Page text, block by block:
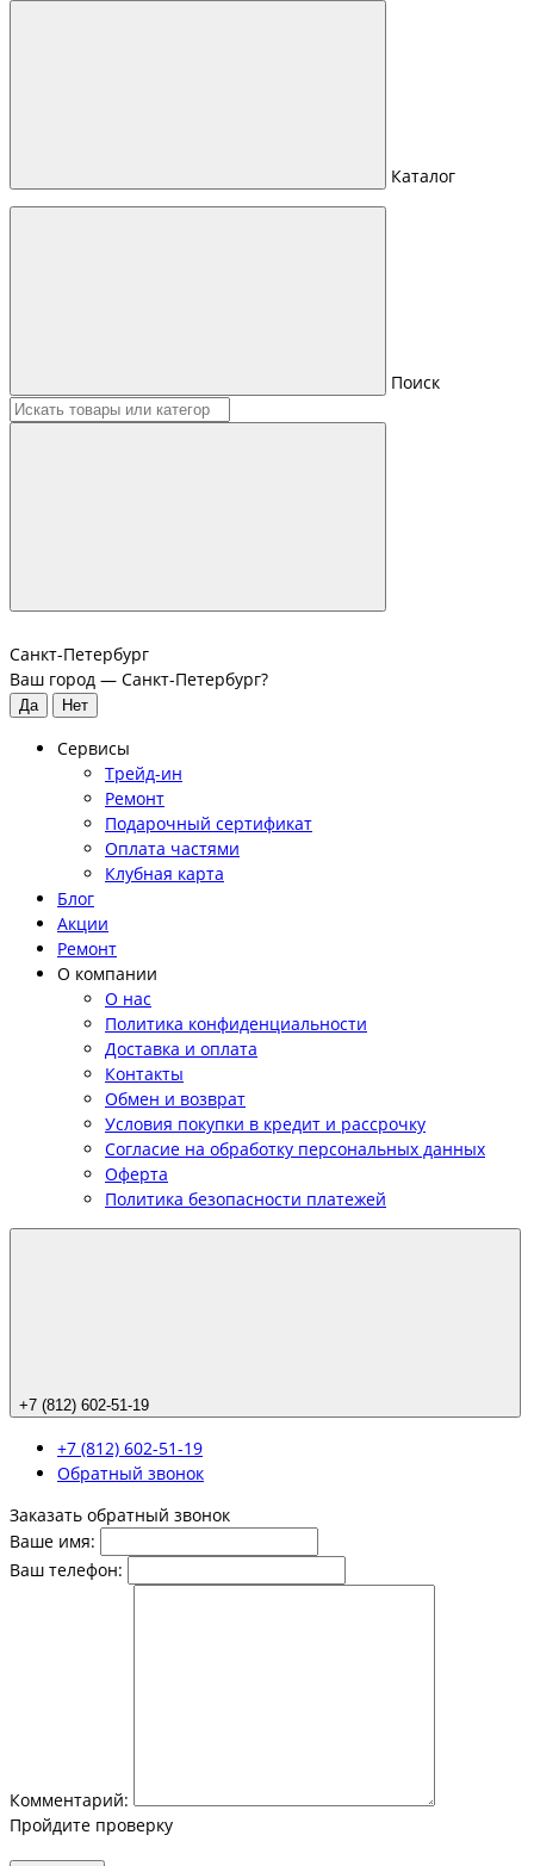
Каталог
Поиск
Санкт-Петербург
Ваш город — Санкт-Петербург?
Сервисы
Трейд-ин
Ремонт
Подарочный сертификат
Оплата частями
Клубная карта
Блог
Акции
Ремонт
О компании
О нас
Политика конфиденциальности
Доставка и оплата
Контакты
Обмен и возврат
Условия покупки в кредит и рассрочку
Согласие на обработку персональных данных
Оферта
Политика безопасности платежей
+7 (812) 602-51-19
+7 (812) 602-51-19
Обратный звонок
Заказать обратный звонок
Ваше имя:
Ваш телефон:
Комментарий:
Пройдите проверку